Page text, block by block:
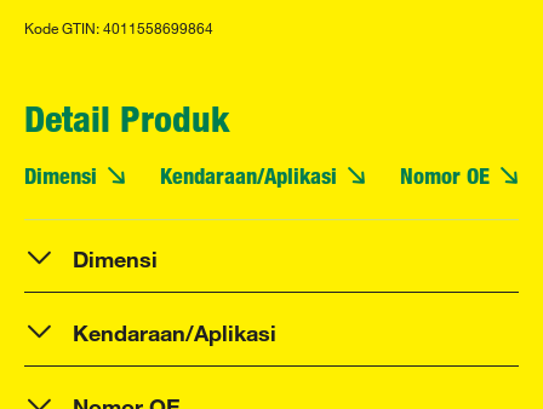
Kode GTIN: 4011558699864
Detail Produk
Dimensi Kendaraan/Aplikasi Nomor OE
Dimensi
Kendaraan/Aplikasi